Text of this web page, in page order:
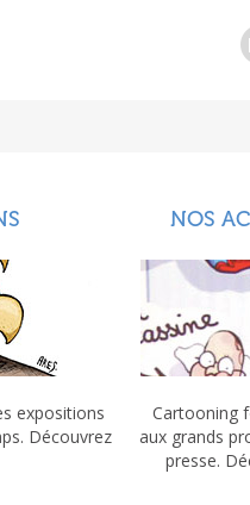
expositions
Découvrez
NOS
Cartooning
aux grands
presse.